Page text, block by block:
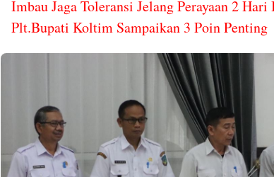
Imbau Jaga Toleransi Jelang Perayaan 2 Hari
Plt.Bupati Koltim Sampaikan 3 Poin Penting